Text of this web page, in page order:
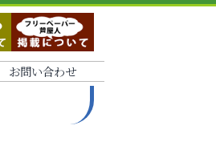
お問い合わせ